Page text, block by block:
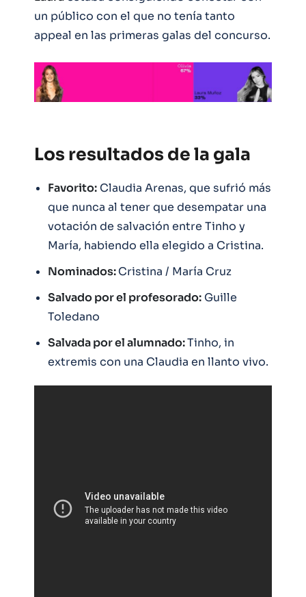
un público con el que no tenía tanto
appeal en las primeras galas del concurso.
Los resultados de la gala
Favorito: Claudia Arenas, que sufrió más
que nunca al tener que desempatar una
votación de salvación entre Tinho y
María, habiendo ella elegido a Cristina.
Nominados:Cristina / María Cruz
Salvado por el profesorado: Guille
Toledano
Salvada por el alumnado:Tinho, in
extremis con una Claudia en llanto vivo.